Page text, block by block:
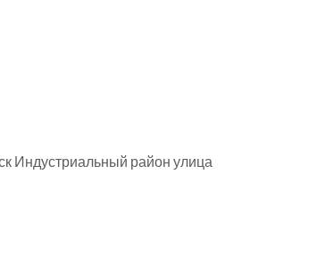
Индустриальный район улица